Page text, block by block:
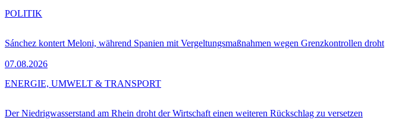
Sánchez kontert Meloni, während Spanien mit Vergeltungsmaßnahmen wegen Grenzkontrollen droht
07.08.2026
POLITIK
Der Niedrigwasserstand am Rhein droht der Wirtschaft einen weiteren Rückschlag zu versetzen
ENERGIE, UMWELT & TRANSPORT